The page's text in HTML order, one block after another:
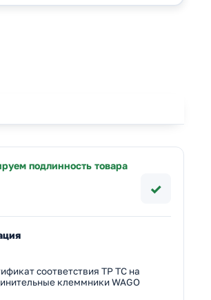
подлинность товара
✓
соответствия ТР ТС на
клеммники WAGO